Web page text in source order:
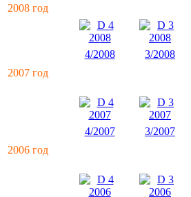
2008 год
4/2008 3/2008
2007 год
4/2007 3/2007
2006 год